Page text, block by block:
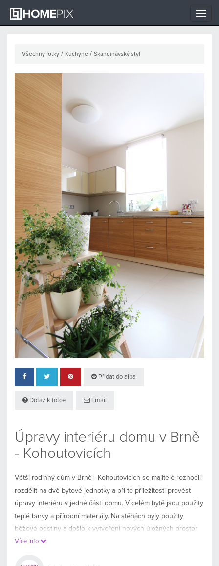
Toggle
Všechny fotky / Kuchyně / Skandinávský styl
Přidat do alba
Dotaz k fotce Email
Úpravy interiéru domu v Brně
- Kohoutovicích
Větší rodinný dům v Brně - Kohoutovicích se majitelé rozhodli
rozdělit na dvě bytové jednotky a při té příležitosti provést
úpravy interiéru v jedné části domu. V celém bytě jsou použity
teplé barvy a přírodní materiály. Na stěnách byly použity
béžové odstíny a došlo k vytvoření nových úložných prostor
na schodišti, které již není tak často užíváno.
Více info